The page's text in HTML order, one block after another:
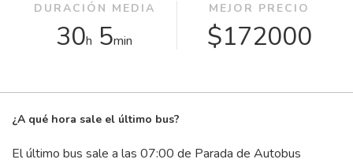
DURACIÓN MEDIA
30h 5min
MEJOR PRECIO
$172000
¿A qué hora sale el último bus?
El último bus sale a las 07:00 de Parada de Autobus